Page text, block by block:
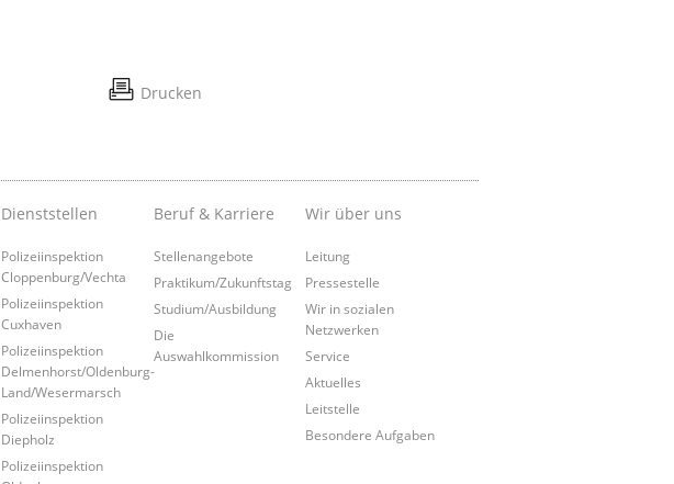
Drucken
Dienststellen
Polizeiinspektion
Cloppenburg/Vechta
Polizeiinspektion
Cuxhaven
Polizeiinspektion
Delmenhorst/Oldenburg-
Land/Wesermarsch
Polizeiinspektion
Diepholz
Polizeiinspektion
Beruf & Karriere
Stellenangebote
Praktikum/Zukunftstag
Studium/Ausbildung
Die
Auswahlkommission
Wir über uns
Leitung
Pressestelle
Wir in sozialen
Netzwerken
Service
Aktuelles
Leitstelle
Besondere Aufgaben